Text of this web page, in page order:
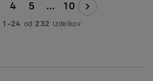
4 5 ... 10
1–24 od 232 izdelkov